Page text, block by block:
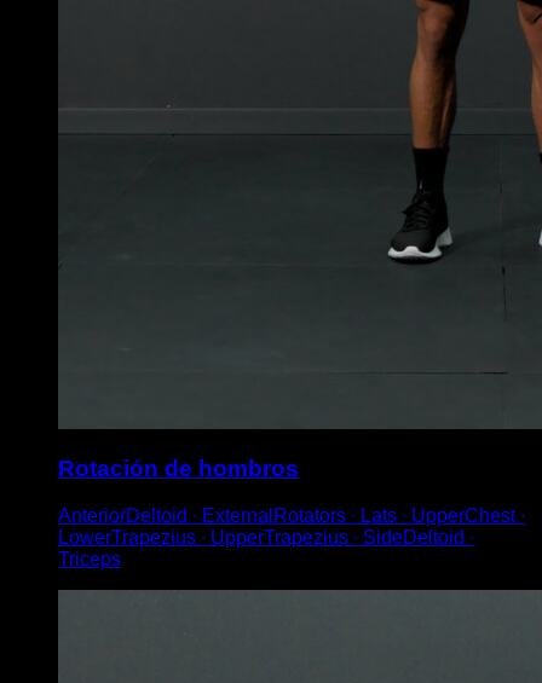
Rotación de hombros
AnteriorDeltoid ∙ ExternalRotators ∙ Lats ∙ UpperChest ∙
LowerTrapezius ∙ UpperTrapezius ∙ SideDeltoid ∙
Triceps